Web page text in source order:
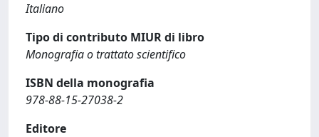
Italiano
Tipo di contributo MIUR di libro
Monografia o trattato scientifico
ISBN della monografia
978-88-15-27038-2
Editore